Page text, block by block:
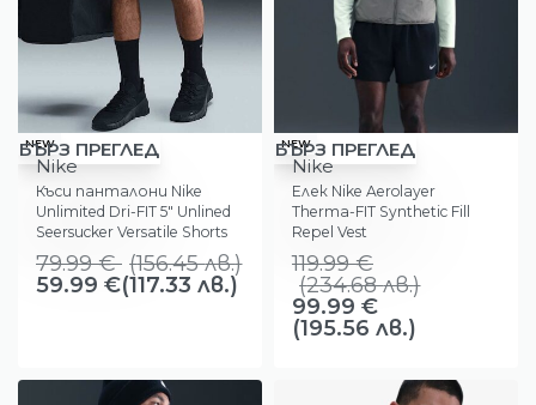
-25%
NEW
БЪРЗ ПРЕГЛЕД
Nike
Къси панталони Nike
Unlimited Dri-FIT 5″ Unlined
Seersucker Versatile Shorts
Black
79.99€ (156.45лв.)
59.99 €(117.33 лв.)
-17%
NEW
БЪРЗ ПРЕГЛЕД
Nike
Елек Nike Aerolayer
Therma-FIT Synthetic Fill
Repel Vest
119.99€
(234.68лв.)
99.99 €
(195.56 лв.)